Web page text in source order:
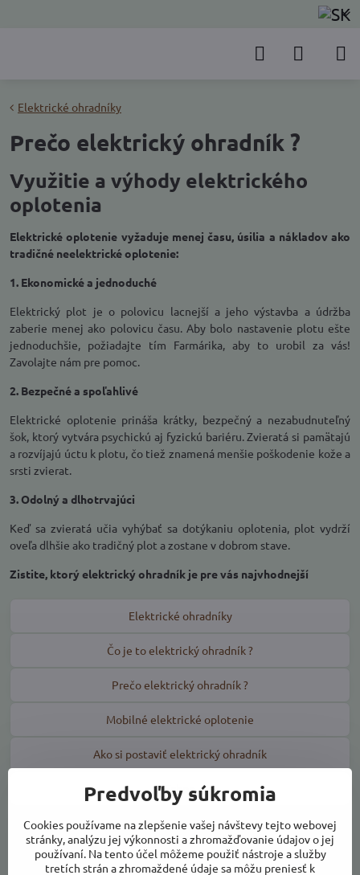
Elektrické ohradníky
Prečo elektrický ohradník ?
Využitie a výhody elektrického
oplotenia
Elektrické oplotenie vyžaduje menej času, úsilia a nákladov ako
tradičné neelektrické oplotenie:
1. Ekonomické a jednoduché
Elektrický plot je o polovicu lacnejší a jeho výstavba a údržba
zaberie menej ako polovicu času. Aby bolo nastavenie plotu ešte
jednoduchšie, požiadajte tím Farmárika, aby to urobil za vás!
Zavolajte nám pre pomoc.
2. Bezpečné a spoľahlivé
Elektrické oplotenie prináša krátky, bezpečný a nezabudnuteľný
šok, ktorý vytvára psychickú aj fyzickú bariéru. Zvieratá si pamätajú
a rozvíjajú úctu k plotu, čo tiež znamená menšie poškodenie kože a
srsti zvierat.
3. Odolný a dlhotrvajúci
Keď sa zvieratá učia vyhýbať sa dotýkaniu oplotenia, plot vydrží
oveľa dlhšie ako tradičný plot a zostane v dobrom stave.
Zistite, ktorý elektrický ohradník je pre vás najvhodnejší
Elektrické ohradníky
Čo je to elektrický ohradník ?
Prečo elektrický ohradník ?
Mobilné elektrické oplotenie
Ako si postaviť elektrický ohradník
Eshop
Vstúpte do eshopu
Predvoľby súkromia
Cookies používame na zlepšenie vašej návštevy tejto webovej
stránky, analýzu jej výkonnosti a zhromažďovanie údajov o jej
používaní. Na tento účel môžeme použiť nástroje a služby
tretích strán a zhromaždené údaje sa môžu preniesť k